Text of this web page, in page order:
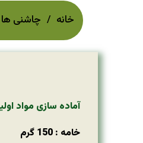
خانه چاشنی ها
آماده سازی مواد
خامه : 150 گرم